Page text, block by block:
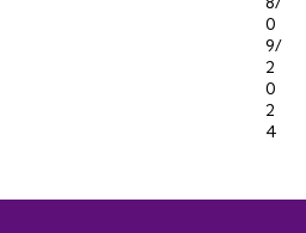
0
9/
2
0
2
4